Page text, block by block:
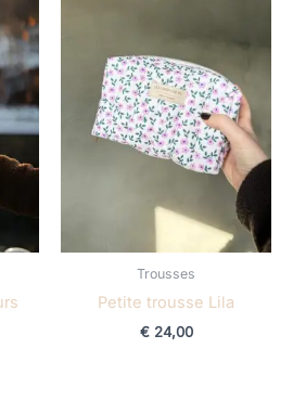
Trousses
Petite trousse Lila
€24,00